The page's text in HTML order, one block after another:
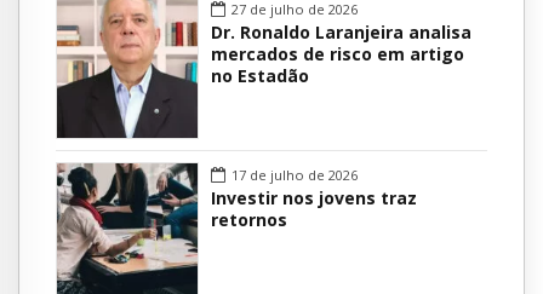
27 de julho de 2026
Dr. Ronaldo Laranjeira analisa
mercados de risco em artigo
no Estadão
17 de julho de 2026
Investir nos jovens traz
retornos